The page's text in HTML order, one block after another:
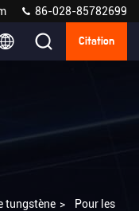
86-028-85782699
Citation
tungstène > Pour les